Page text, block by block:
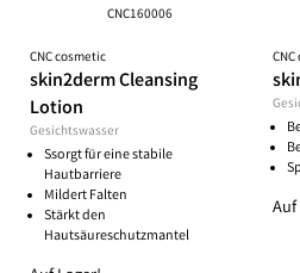
CNC160006
CNC cosmetic
skin2derm Cleansing
Lotion
Gesichtswasser
Ssorgt für eine stabile
Hautbarriere
Mildert Falten
Stärkt den
Hautsäureschutzmantel
Auf